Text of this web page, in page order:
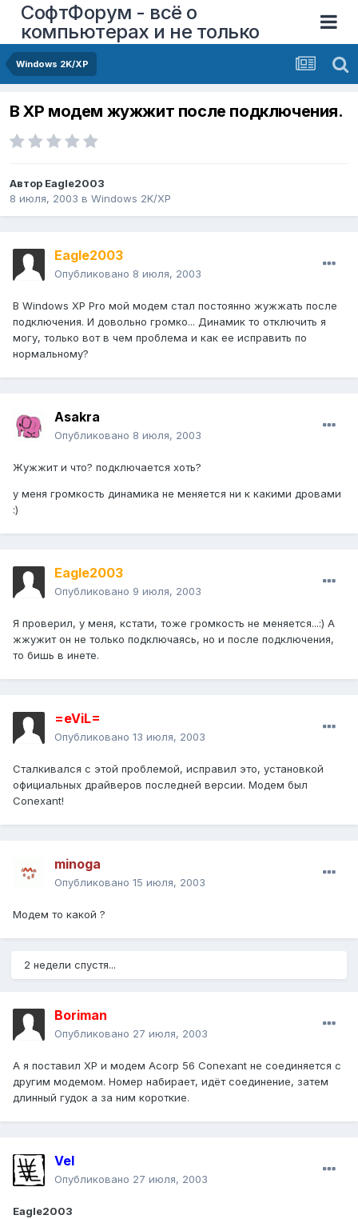
СофтФорум - всё о
компьютерах и не только
Windows 2K/XP
В XP модем жужжит после подключения.
Автор Eagle2003
8 июля, 2003 в Windows 2K/XP
Eagle2003
Опубликовано 8 июля, 2003
В Windows XP Pro мой модем стал постоянно жужжать после
подключения. И довольно громко... Динамик то отключить я
могу, только вот в чем проблема и как ее исправить по
нормальному?
Asakra
Опубликовано 8 июля, 2003
Жужжит и что? подключается хоть?
у меня громкость динамика не меняется ни к какими дровами
:)
Eagle2003
Опубликовано 9 июля, 2003
Я проверил, у меня, кстати, тоже громкость не меняется...:) А
жжужит он не только подключаясь, но и после подключения,
то бишь в инете.
=eViL=
Опубликовано 13 июля, 2003
Сталкивался с этой проблемой, исправил это, установкой
официальных драйверов последней версии. Модем был
Conexant!
minoga
Опубликовано 15 июля, 2003
Модем то какой ?
2 недели спустя...
Boriman
Опубликовано 27 июля, 2003
А я поставил ХР и модем Acorp 56 Conexant не соединяется с
другим модемом. Номер набирает, идёт соединение, затем
длинный гудок а за ним короткие.
Vel
Опубликовано 27 июля, 2003
Eagle2003